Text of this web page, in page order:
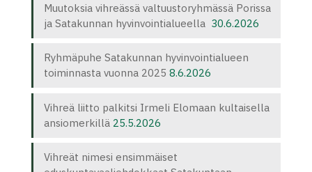
Muutoksia vihreässä valtuustoryhmässä Porissa
ja Satakunnan hyvinvointialueella 30.6.2026
Ryhmäpuhe Satakunnan hyvinvointialueen
toiminnasta vuonna 2025 8.6.2026
Vihreä liitto palkitsi Irmeli Elomaan kultaisella
ansiomerkillä 25.5.2026
Vihreät nimesi ensimmäiset